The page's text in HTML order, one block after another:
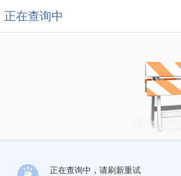
正在查询中
正在查询中，请刷新重试